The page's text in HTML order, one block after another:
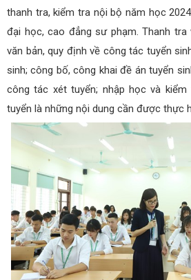
thanh tra, kiểm tra nội bộ năm học
đại học, cao đẳng sư phạm. Thanh tra
văn bản, quy định về công tác tuyển
sinh; công bố, công khai đề án tuyển
công tác xét tuyển; nhập học và
tuyển là những nội dung cần được thực